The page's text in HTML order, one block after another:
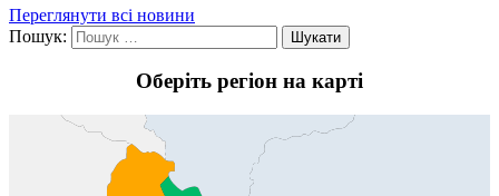
Переглянути всі новини
Пошук:
Оберіть регіон на карті